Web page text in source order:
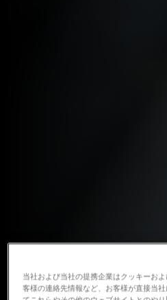
当社および当社の提携企業はクッキーお
客様の連絡先情報など、お客様が直接当